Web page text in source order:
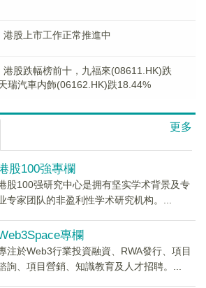
港股上市工作正常推進中
港股跌幅榜前十，九福來(08611.HK)跌
瑞汽車内飾(06162.HK)跌18.44%
更多
股100強專欄
股100强研究中心是拥有坚实学术背景及专
专家团队的非盈利性学术研究机构。...
專欄
注於Web3行業投資融資、RWA發行、項目
詢、項目營銷、知識教育及人才招聘。...